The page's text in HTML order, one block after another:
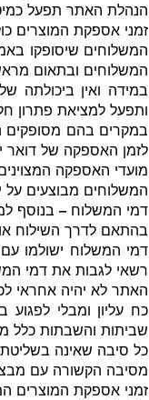
הנהלת האתר תפעל כמיטב יכולתה
זמני אספקת המוצרים
המשלוחים שיסופקו
המשלוחים ובתאום
במידה ואין
ותפעל למציאת פתרון
במקרים בהם מסופקים
לזמן האספקה של דואר
מועדי האספקה
המשלוחים מבוצעים על
דמי המשלוח – בנוסף
בהתאם לדרך השילוח
דמי המשלוח ישולמו
רשאי לגבות את דמי
האתר לא יהיה אחראי
כח עליון ומבלי
שביתות והשבתות כלל
כל סיבה שאינה
מסיבה הקשורה עם
זמני אספקת המוצרים